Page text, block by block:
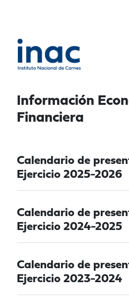
Información
Financiera
Calendario de
Ejercicio 2025-2026
Calendario de
Ejercicio 2024-2025
Calendario de
Ejercicio 2023-2024